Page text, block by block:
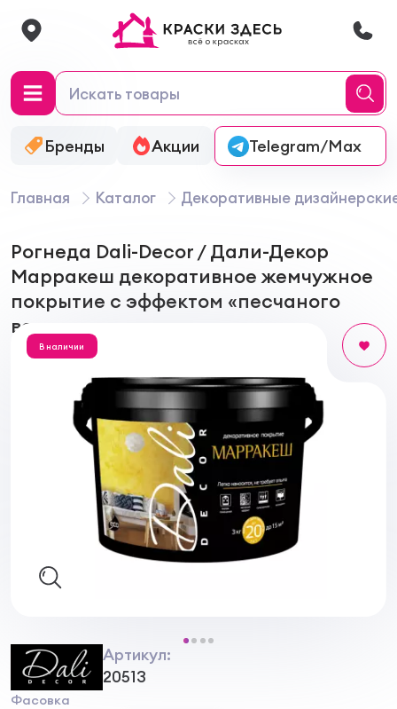
Бренды Акции Онлайн-колеровка
Telegram/Max
Главная Каталог Декоративные
Рогнеда Dali-Decor / Дали-Декор
Марракеш декоративное жемчужное
покрытие с эффектом «песчаного
ветра»
В наличии
Артикул:
20513
Фасовка